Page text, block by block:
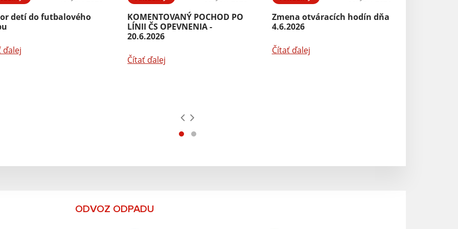
detí do futbalového
ďalej
KOMENTOVANÝ POCHOD PO
LÍNII ČS OPEVNENIA -
20.6.2026
Čítať ďalej
Zmena otváracích hodín dňa
4.6.2026
Čítať ďalej
ODVOZ ODPADU